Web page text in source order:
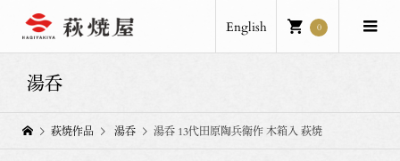
English 0
湯呑
萩焼作品 湯呑 湯呑 13代田原陶兵衛作 木箱入 萩焼